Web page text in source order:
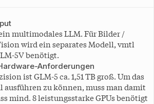
multimodales LLM. Für Bilder /
wird ein separates Modell, vmtl
5V benötigt.
Anforderungen
ist GLM-5 ca. 1,51 TB groß. Um das
ausführen zu können, muss man damit
mind. 8 leistungsstarke GPUs benötigt